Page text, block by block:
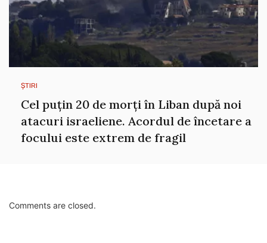
ȘTIRI
Cel puțin 20 de morți în Liban după noi
atacuri israeliene. Acordul de încetare a
focului este extrem de fragil
Comments are closed.